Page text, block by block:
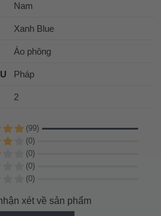
Nam
Xanh Blue
Áo phông
Pháp
2
(99)
(0)
(0)
(0)
(0)
xét về sản phẩm